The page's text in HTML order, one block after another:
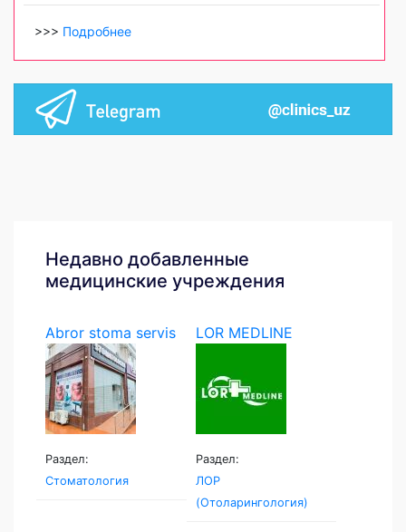
>>> Подробнее
Недавно добавленные
медицинские учреждения
Abror stoma servis
Раздел:
Стоматология
LOR MEDLINE
Раздел:
ЛОР
(Отоларингология)